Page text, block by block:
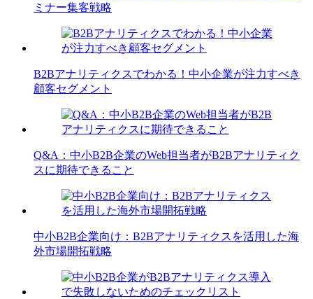
ミナー集客戦略
B2Bアナリティクスでわかる！中小企業が注力すべき
顧客セグメント
Q&A：中小B2B企業のWeb担当者がB2Bアナリティク
スに期待できること
中小B2B企業向け：B2Bアナリティクスを活用した海
外市場開拓戦略